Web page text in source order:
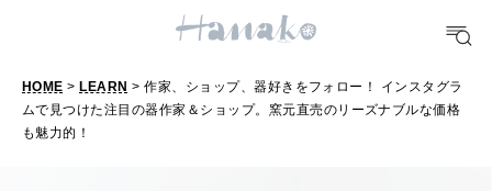
おいしい
TRAVEL
HOME > LEARN > 作家、ショップ、器好きをフォロー！ インスタグラ
ムで見つけた注目の器作家＆ショップ。窯元直売のリーズナブルな価格
も魅力的！